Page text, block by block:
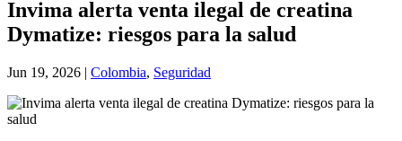
Invima alerta venta ilegal de creatina
Dymatize: riesgos para la salud
Jun 19, 2026 | Colombia, Seguridad